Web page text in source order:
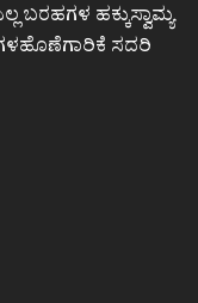
ಬರಹಗಳ ಹಕ್ಕುಸ್ವಾಮ್ಯ
ಸದರಿ